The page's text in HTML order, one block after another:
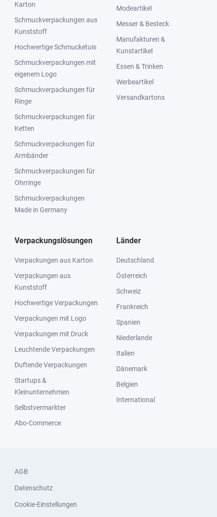
Karton
Schmuckverpackungen aus
Kunststoff
Hochwertige Schmucketuis
Schmuckverpackungen mit
eigenem Logo
Schmuckverpackungen für
Ringe
Schmuckverpackungen für
Ketten
Schmuckverpackungen für
Armbänder
Schmuckverpackungen für
Ohrringe
Schmuckverpackungen
Made in Germany
Modeartikel
Messer & Besteck
Manufakturen &
Kunstartikel
Essen & Trinken
Werbeartikel
Versandkartons
Verpackungslösungen
Verpackungen aus Karton
Verpackungen aus
Kunststoff
Hochwertige Verpackungen
Verpackungen mit Logo
Verpackungen mit Druck
Leuchtende Verpackungen
Duftende Verpackungen
Startups &
Kleinunternehmen
Selbstvermarkter
Abo-Commerce
Länder
Deutschland
Österreich
Schweiz
Frankreich
Spanien
Niederlande
Italien
Dänemark
Belgien
International
AGB
Datenschutz
Cookie-Einstellungen